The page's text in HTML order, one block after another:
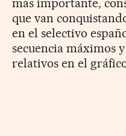
más importante,
que van
en el selectivo
secuencia máximos
relativos en el